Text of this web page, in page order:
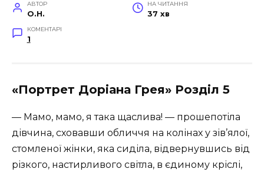
АВТОР
O.H.
НА ЧИТАННЯ
37 хв
КОМЕНТАРІ
1
«Портрет Доріана Грея» Розділ 5
— Мамо, мамо, я така щаслива! — прошепотіла
дівчина, сховавши обличчя на колінах у зів’ялої,
стомленої жінки, яка сиділа, відвернувшись від
різкого, настирливого світла, в єдиному кріслі,